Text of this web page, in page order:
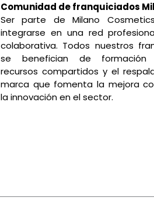
Comunidad de franquiciados
Ser parte de Milano
integrarse en una red
colaborativa. Todos nuestros
se benefician de formación
recursos compartidos y el
marca que fomenta la mejora
la innovación en el sector.